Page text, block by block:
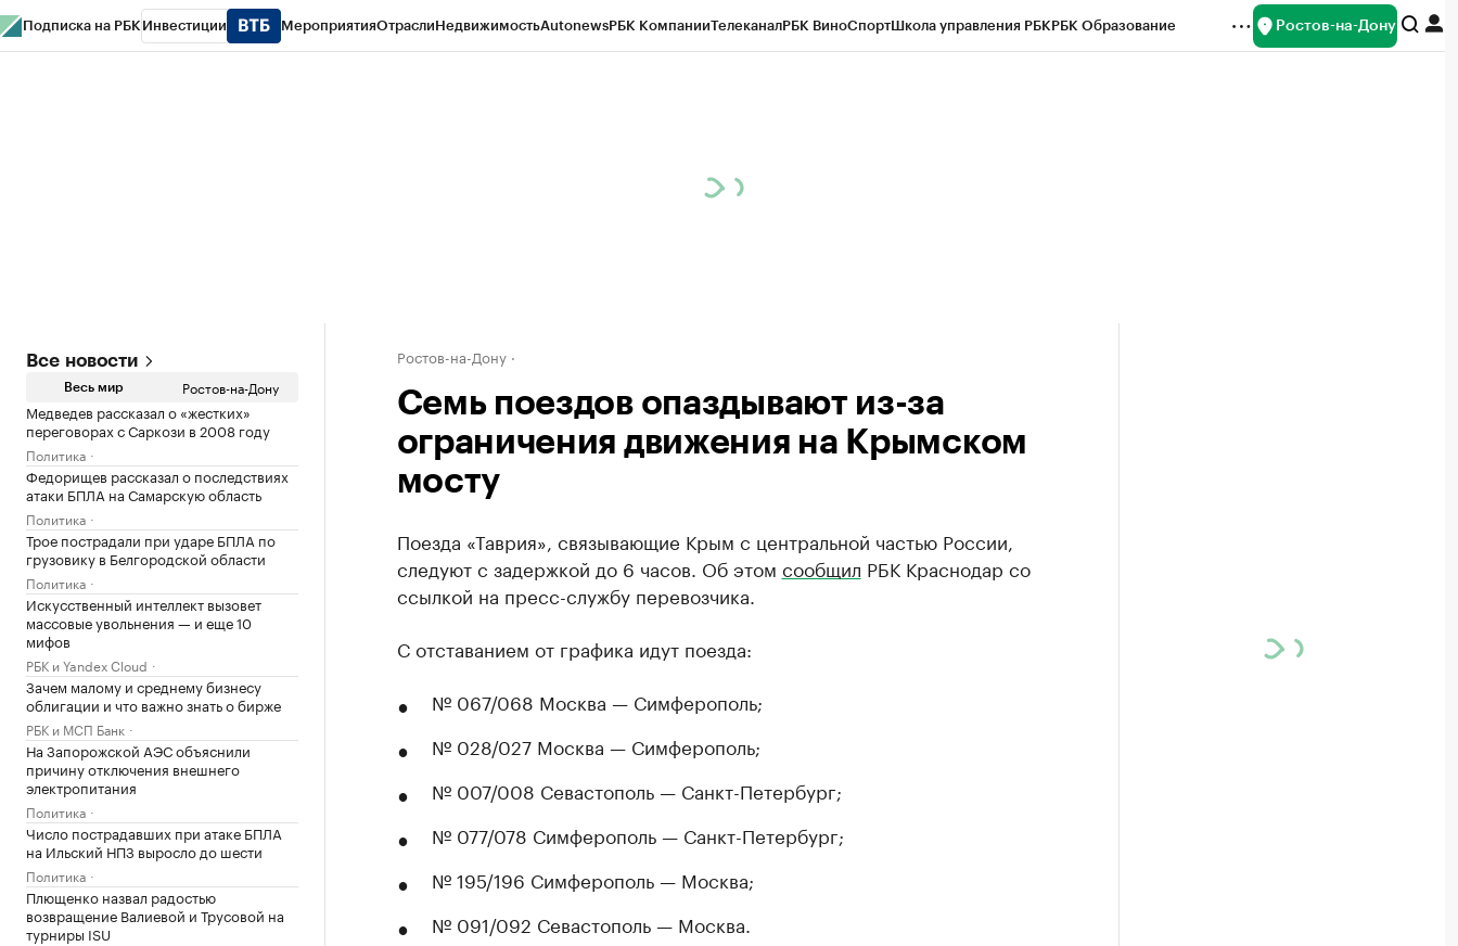
Подписка на РБК Инвестиции МероприятияОтраслиНедвижимостьAutonewsРБК КомпанииТелеканалРБК ВиноСпортШкола управления РБКРБК Образование Ростов-на-Дону
Все новости
Весь мир Ростов-на-Дону
Медведев рассказал о «жестких»
переговорах с Саркози в 2008 году
Политика
Федорищев рассказал о последствиях
атаки БПЛА на Самарскую область
Политика
Трое пострадали при ударе БПЛА по
грузовику в Белгородской области
Политика
Искусственный интеллект вызовет
массовые увольнения — и еще 10
мифов
РБК и Yandex Cloud
Зачем малому и среднему бизнесу
облигации и что важно знать о бирже
РБК и МСП Банк
На Запорожской АЭС объяснили
причину отключения внешнего
электропитания
Политика
Число пострадавших при атаке БПЛА
на Ильский НПЗ выросло до шести
Политика
Плющенко назвал радостью
возвращение Валиевой и Трусовой на
турниры ISU
Ростов-на-Дону
Семь поездов опаздывают из-за
ограничения движения на Крымском
мосту
Поезда «Таврия», связывающие Крым с центральной частью России,
следуют с задержкой до 6 часов. Об этом сообщил РБК Краснодар со
ссылкой на пресс-службу перевозчика.
С отставанием от графика идут поезда:
№ 067/068 Москва — Симферополь;
№ 028/027 Москва — Симферополь;
№ 007/008 Севастополь — Санкт-Петербург;
№ 077/078 Симферополь — Санкт-Петербург;
№ 195/196 Симферополь — Москва;
№ 091/092 Севастополь — Москва.